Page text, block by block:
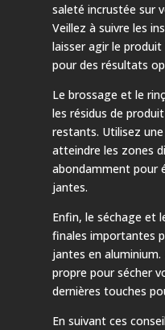
saleté incrustée sur
Veillez à suivre les
laisser agir le
pour des résultats
Le brossage et le
les résidus de
restants. Utilisez
atteindre les zones
abondamment pour
jantes.
Enfin, le séchage et
finales importantes
jantes en
propre pour sécher
dernières touches
En suivant ces